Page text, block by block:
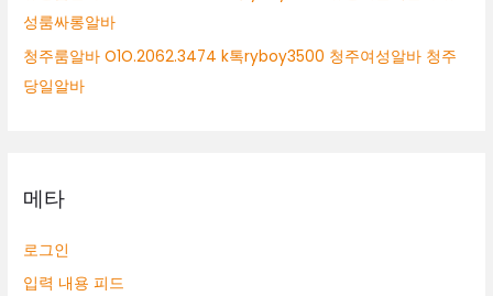
성룸싸롱알바
청주룸알바 O1O.2062.3474 k톡ryboy3500 청주여성알바 청주
당일알바
메타
로그인
입력 내용 피드